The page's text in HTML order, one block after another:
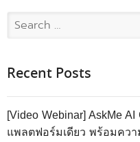
Search
Recent Posts
[Video Webinar] AskMe
แพลตฟอร์มเดียว พร้อมคว